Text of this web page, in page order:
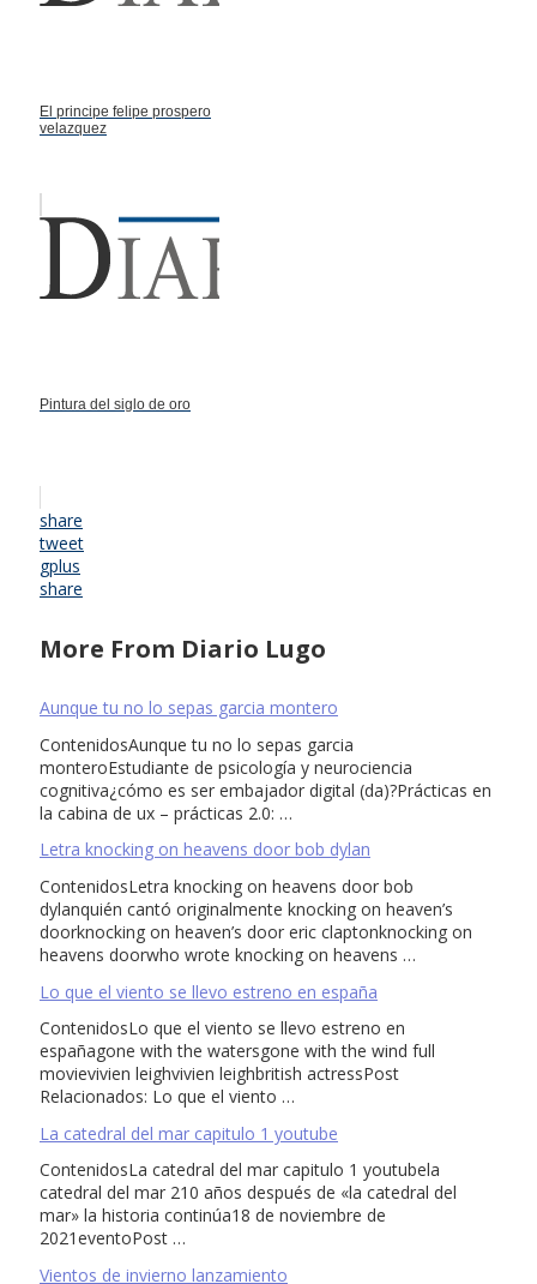
El principe felipe prospero
velazquez
Pintura del siglo de oro
share
tweet
gplus
share
More From Diario Lugo
Aunque tu no lo sepas garcia montero
ContenidosAunque tu no lo sepas garcia
monteroEstudiante de psicología y neurociencia
cognitiva¿cómo es ser embajador digital (da)?Prácticas en
la cabina de ux – prácticas 2.0: …
Letra knocking on heavens door bob dylan
ContenidosLetra knocking on heavens door bob
dylanquién cantó originalmente knocking on heaven’s
doorknocking on heaven’s door eric claptonknocking on
heavens doorwho wrote knocking on heavens …
Lo que el viento se llevo estreno en españa
ContenidosLo que el viento se llevo estreno en
españagone with the watersgone with the wind full
movievivien leighvivien leighbritish actressPost
Relacionados: Lo que el viento …
La catedral del mar capitulo 1 youtube
ContenidosLa catedral del mar capitulo 1 youtubela
catedral del mar 210 años después de «la catedral del
mar» la historia continúa18 de noviembre de
2021eventoPost …
Vientos de invierno lanzamiento